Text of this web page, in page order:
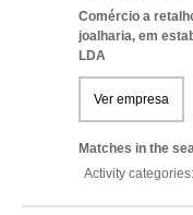
Comércio a
joalharia, em
LDA
Ver empresa
Matches in the
Activity